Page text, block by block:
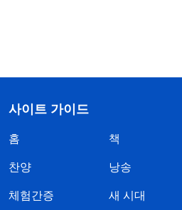
사이트 가이드
홈 책
찬양 낭송
체험간증 새 시대